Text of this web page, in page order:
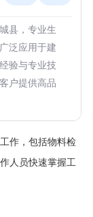
县，专业生
泛应用于建
验与专业技
户提供高品
作，包括物料检
人员快速掌握工